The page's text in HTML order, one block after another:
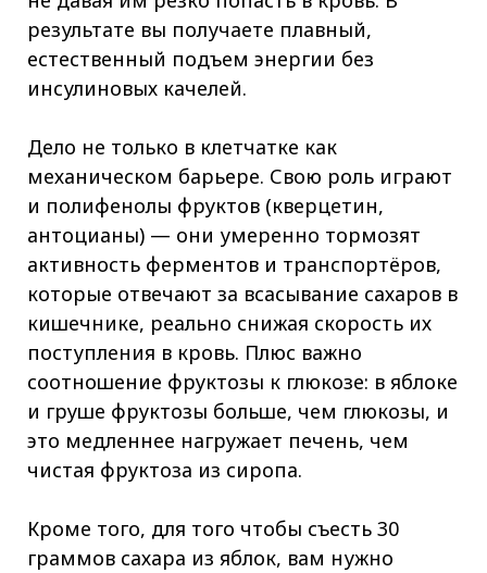
результате вы получаете плавный,
естественный подъем энергии без
инсулиновых качелей.
Дело не только в клетчатке как
механическом барьере. Свою роль играют
и полифенолы фруктов (кверцетин,
антоцианы) — они умеренно тормозят
активность ферментов и транспортёров,
которые отвечают за всасывание сахаров в
кишечнике, реально снижая скорость их
поступления в кровь. Плюс важно
соотношение фруктозы к глюкозе: в яблоке
и груше фруктозы больше, чем глюкозы, и
это медленнее нагружает печень, чем
чистая фруктоза из сиропа.
Кроме того, для того чтобы съесть 30
граммов сахара из яблок, вам нужно